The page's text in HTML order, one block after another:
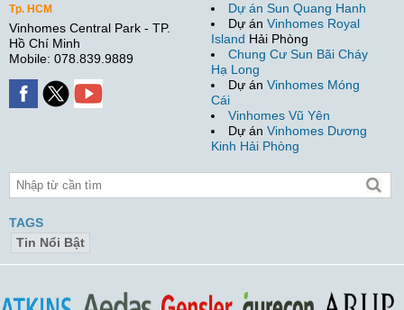
Tp. HCM
Vinhomes Central Park - TP.
Hồ Chí Minh
Mobile: 078.839.9889
Dự án Sun Quang Hanh
Dự án Vinhomes Royal
Island Hải Phòng
Chung Cư Sun Bãi Cháy
Hạ Long
Dự án Vinhomes Móng
Cái
Vinhomes Vũ Yên
Dự án Vinhomes Dương
Kinh Hải Phòng
TAGS
Tin Nổi Bật